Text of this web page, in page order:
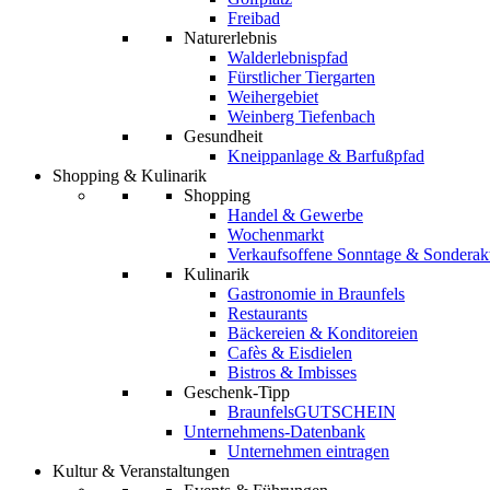
Freibad
Naturerlebnis
Walderlebnispfad
Fürstlicher Tiergarten
Weihergebiet
Weinberg Tiefenbach
Gesundheit
Kneippanlage & Barfußpfad
Shopping & Kulinarik
Shopping
Handel & Gewerbe
Wochenmarkt
Verkaufsoffene Sonntage &
Kulinarik
Gastronomie in Braunfels
Restaurants
Bäckereien & Konditoreien
Cafès & Eisdielen
Bistros & Imbisses
Geschenk-Tipp
BraunfelsGUTSCHEIN
Unternehmens-Datenbank
Unternehmen eintragen
Kultur & Veranstaltungen